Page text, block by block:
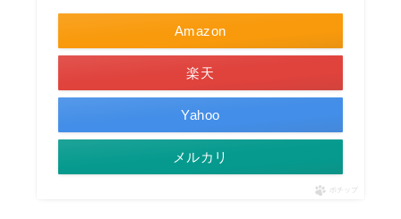
Amazon
楽天
Yahoo
メルカリ
ポチップ